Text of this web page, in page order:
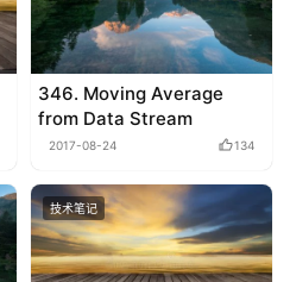
346. Moving Average
from Data Stream
2017-08-24 134
技术笔记